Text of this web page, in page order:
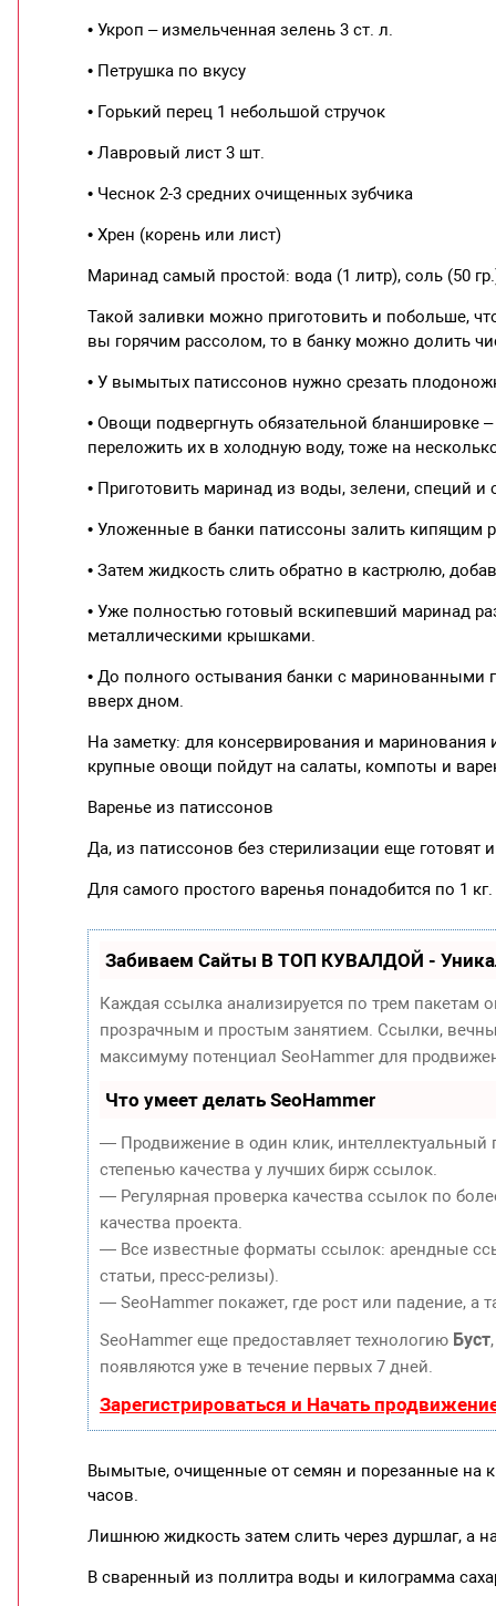
• Укроп – измельченная зелень 3 ст. л.
• Петрушка по вкусу
• Горький перец 1 небольшой стручок
• Лавровый лист 3 шт.
• Чеснок 2-3 средних очищенных зубчика
• Хрен (корень или лист)
Маринад самый простой: вода (1 литр), соль (50
Такой заливки можно приготовить и побольше,
вы горячим рассолом, то в банку можно долить
• У вымытых патиссонов нужно срезать
• Овощи подвергнуть обязательной бланшировке
переложить их в холодную воду, тоже на
• Приготовить маринад из воды, зелени, специй и
• Уложенные в банки патиссоны залить кипящим
• Затем жидкость слить обратно в кастрюлю,
• Уже полностью готовый вскипевший маринад
металлическими крышками.
• До полного остывания банки с маринованными
вверх дном.
На заметку: для консервирования и
крупные овощи пойдут на салаты, компоты и
Варенье из патиссонов
Да, из патиссонов без стерилизации еще готовят
Для самого простого варенья понадобится по 1
Забиваем Сайты В ТОП КУВАЛДОЙ -
Каждая ссылка анализируется по трем пакетам
прозрачным и простым занятием. Ссылки,
максимуму потенциал SeoHammer для
Что умеет делать SeoHammer
— Продвижение в один клик,
степенью качества у лучших бирж ссылок.
— Регулярная проверка качества ссылок по
качества проекта.
— Все известные форматы ссылок: арендные
статьи, пресс-релизы).
— SeoHammer покажет, где рост или падение, а
SeoHammer еще предоставляет технологию Буст
появляются уже в течение первых 7 дней.
Зарегистрироваться и Начать
Вымытые, очищенные от семян и порезанные на
часов.
Лишнюю жидкость затем слить через дуршлаг, а
В сваренный из поллитра воды и килограмма